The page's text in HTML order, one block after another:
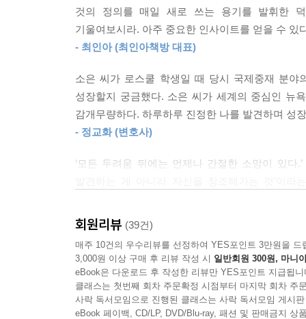
운 점을 찍고, 때론 대각선을 그리며 가는 것이 우
--- p.75
“여기 방식에 익숙해지려면 최소한 1, 2년이 걸릴
시간이 지나서야 동료의 말뜻을 이해할 수 있었
를 익히는 데는 시간과 인내가 필요했던 것이다.
고, 가는 곳마다 막히는 현실에 혼란스러웠다. 고
‘효과적으로 내 목소리를 내는 법’이었다. 그렇게
다양한 상사를 만나면서 오직 하나의 생각뿐이었다.
‘내 일만 하자.’
사실 목표는 명확하다. 일이 되게 하는 것. 내 일을
“할 수 있는 건 다 해보고, 그래도 안 되면, 그건 내
--- p.100
나는 이직하는 과정에서 약 서른 곳에 지원을 했
걸친 면접 후 최종 합격을 했다. 내가 원하던 국
있고, 나보다 더 적임자가 있어 안 됐을 수도 있
길을 구체화했다는 사실이다. 어차피 인생은 여
것이니까. -본문 중에서
“여전히 흔들리고, 여전히 길을 찾고, 여전히 설렌다
수많은 키워드 속에서 매일 스스로를 단련하며 자
로스쿨에 합격했지만, 어디까지 바닥으로 떨어질
경험으로 배울 점’을 절묘하게 찾아냈다. 그녀는
교훈을 얻는다.” 두려워하고 걱정하고 힘들어하
뒤에는 자신의 내면을 확장시키고 싶은 갈망이
스스로가 답답해도, 자기 자신을 받아들이고 사랑
것의 정의를 매일 새로 쓰는 용기를 발휘한
기울여보시라. 아주 중요한 인사이트를 얻을 수 있
- 최인아 (최인아책방 대표)
소은 씨가 로스쿨 학생일 때 당시 국제중재 분야
성장할지 궁금했다. 소은 씨가 세계의 중심인 뉴
감개무량하다. 하루하루 진정한 나를 발견하며 성
- 정교화 (변호사)
‘모든 두려움 뒤에는 언제나 간절한 소망이 있다
당신의 삶은 성공한 것”이라는 책 속의 말처럼 그
- 양영은 (KBS 기자)
회원리뷰 (39건)
매주 10건의 우수리뷰를 선정하여 YES포인트 3만원을 드
3,000원 이상 구매 후 리뷰 작성 시 일반회원 300원, 마니
eBook은 다운로드 후 작성한 리뷰만 YES포인트 지급됩니
클래스는 첫번째 회차 주문확정 시점부터 마지막 회차 주
사락 독서모임으로 진행된 클래스는 사락 독서모임 게시
eBook 페이백, CD/LP, DVD/Blu-ray, 패션 및 판매금지 상